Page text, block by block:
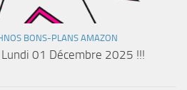
BONS-PLANS AMAZON
01 Décembre 2025 !!!